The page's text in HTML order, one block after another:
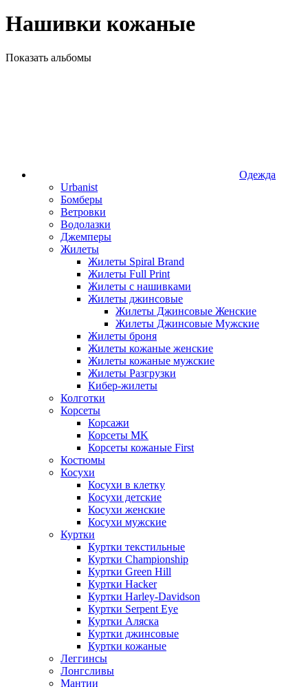
Нашивки кожаные
Показать альбомы
Одежда
Urbanist
Бомберы
Ветровки
Водолазки
Джемперы
Жилеты
Жилеты Spiral Brand
Жилеты Full Print
Жилеты с нашивками
Жилеты джинсовые
Жилеты Джинсовые Женские
Жилеты Джинсовые Мужские
Жилеты броня
Жилеты кожаные женские
Жилеты кожаные мужские
Жилеты Разгрузки
Кибер-жилеты
Колготки
Корсеты
Корсажи
Корсеты MK
Корсеты кожаные First
Костюмы
Косухи
Косухи в клетку
Косухи детские
Косухи женские
Косухи мужские
Куртки
Куртки текстильные
Куртки Championship
Куртки Green Hill
Куртки Hacker
Куртки Harley-Davidson
Куртки Serpent Eye
Куртки Аляска
Куртки джинсовые
Куртки кожаные
Леггинсы
Лонгсливы
Мантии